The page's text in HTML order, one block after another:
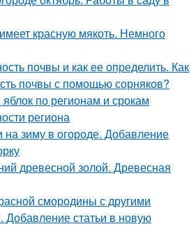
красную мякоть. Немного
почвы и как ее определить. Как
почвы с помощью сорняков?
по регионам и срокам
региона
на зиму в огороде. Добавление
древесной золой. Древесная
смородины с другими
Добавление статьи в новую